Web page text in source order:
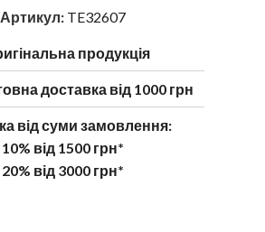
Артикул: TE32607
продукція
доставка від 1000 грн
від суми замовлення:
10% від 1500 грн*
20% від 3000 грн*